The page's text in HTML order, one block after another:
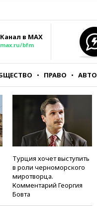
Канал в MAX
max.ru/bfm
ПРАВО АВТО
Турция хочет выступить
в роли черноморского
миротворца.
Комментарий Георгия
Бовта